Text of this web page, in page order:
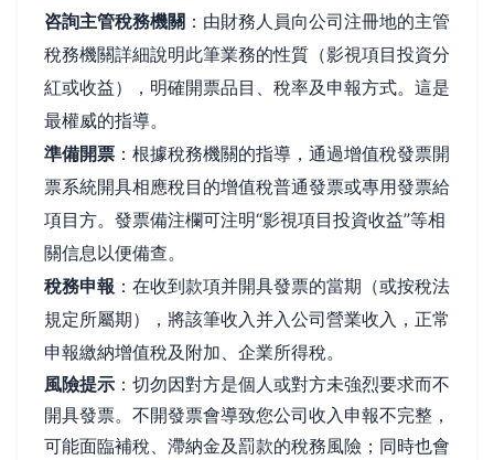
咨詢主管稅務機關 ：由財務人員向公司注冊地的主管
稅務機關詳細說明此筆業務的性質（影視項目投資分
紅或收益），明確開票品目、稅率及申報方式。這是
最權威的指導。
準備開票 ：根據稅務機關的指導，通過增值稅發票開
票系統開具相應稅目的增值稅普通發票或專用發票給
項目方。發票備注欄可注明“影視項目投資收益”等相
關信息以便備查。
稅務申報 ：在收到款項并開具發票的當期（或按稅法
規定所屬期），將該筆收入并入公司營業收入，正常
申報繳納增值稅及附加、企業所得稅。
風險提示 ：切勿因對方是個人或對方未強烈要求而不
開具發票。不開發票會導致您公司收入申報不完整，
可能面臨補稅、滯納金及罰款的稅務風險；同時也會